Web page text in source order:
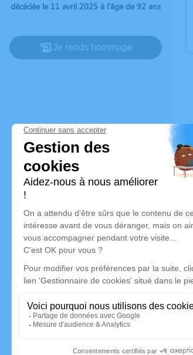
décédée le 11 avril 2025 à l'âge de 92 ans
Je rends hommage